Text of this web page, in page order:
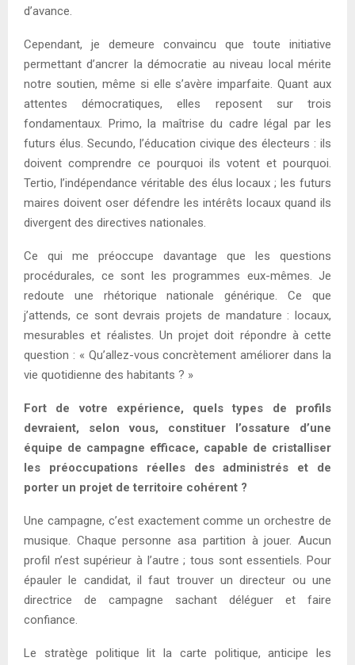
d’avance.
Cependant, je demeure convaincu que toute initiative
permettant d’ancrer la démocratie au niveau local mérite
notre soutien, même si elle s’avère imparfaite. Quant aux
attentes démocratiques, elles reposent sur trois
fondamentaux. Primo, la maîtrise du cadre légal par les
futurs élus. Secundo, l’éducation civique des électeurs : ils
doivent comprendre ce pourquoi ils votent et pourquoi.
Tertio, l’indépendance véritable des élus locaux ; les futurs
maires doivent oser défendre les intérêts locaux quand ils
divergent des directives nationales.
Ce qui me préoccupe davantage que les questions
procédurales, ce sont les programmes eux-mêmes. Je
redoute une rhétorique nationale générique. Ce que
j’attends, ce sont devrais projets de mandature : locaux,
mesurables et réalistes. Un projet doit répondre à cette
question : « Qu’allez-vous concrètement améliorer dans la
vie quotidienne des habitants ? »
Fort de votre expérience, quels types de profils
devraient, selon vous, constituer l’ossature d’une
équipe de campagne efficace, capable de cristalliser
les préoccupations réelles des administrés et de
porter un projet de territoire cohérent ?
Une campagne, c’est exactement comme un orchestre de
musique. Chaque personne asa partition à jouer. Aucun
profil n’est supérieur à l’autre ; tous sont essentiels. Pour
épauler le candidat, il faut trouver un directeur ou une
directrice de campagne sachant déléguer et faire
confiance.
Le stratège politique lit la carte politique, anticipe les